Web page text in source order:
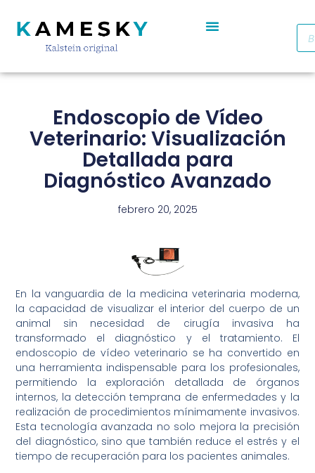
Endoscopio de Vídeo
Veterinario: Visualización
Detallada para
Diagnóstico Avanzado
febrero 20, 2025
En la vanguardia de la medicina veterinaria moderna,
la capacidad de visualizar el interior del cuerpo de un
animal sin necesidad de cirugía invasiva ha
transformado el diagnóstico y el tratamiento. El
endoscopio de vídeo veterinario se ha convertido en
una herramienta indispensable para los profesionales,
permitiendo la exploración detallada de órganos
internos, la detección temprana de enfermedades y la
realización de procedimientos mínimamente invasivos.
Esta tecnología avanzada no solo mejora la precisión
del diagnóstico, sino que también reduce el estrés y el
tiempo de recuperación para los pacientes animales.